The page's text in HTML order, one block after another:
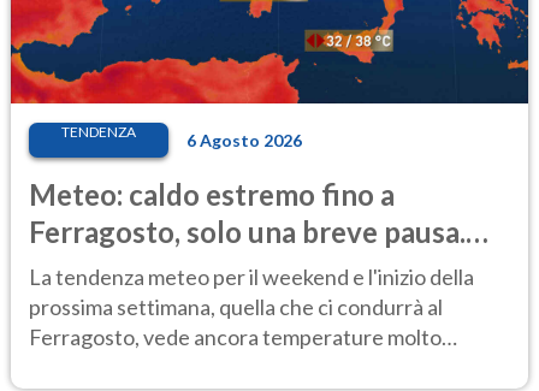
TENDENZA 6 Agosto 2026
Meteo: caldo estremo fino a
Ferragosto, solo una breve pausa.
Ecco dove
La tendenza meteo per il weekend e l'inizio della
prossima settimana, quella che ci condurrà al
Ferragosto, vede ancora temperature molto